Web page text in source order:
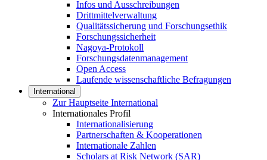
Infos und Ausschreibungen
Drittmittelverwaltung
Qualitätssicherung und Forschungsethik
Forschungssicherheit
Nagoya-Protokoll
Forschungsdatenmanagement
Open Access
Laufende wissenschaftliche Befragungen
International
Zur Hauptseite International
Internationales Profil
Internationalisierung
Partnerschaften & Kooperationen
Internationale Zahlen
Scholars at Risk Network (SAR)